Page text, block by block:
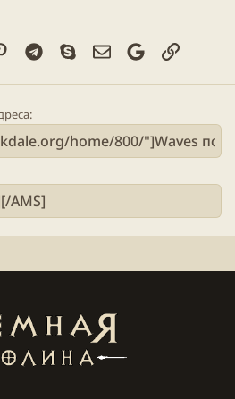
PinterestTelegram
SkypeЭлектронная
GoogleСсылка